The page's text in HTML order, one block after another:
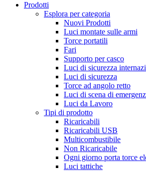
Prodotti
Esplora per categoria
Nuovi Prodotti
Luci montate sulle armi
Torce portatili
Fari
Supporto per casco
Luci di sicurezza
Luci di sicurezza
Torce ad angolo retto
Luci di scena di
Luci da Lavoro
Tipi di prodotto
Ricaricabili
Ricaricabili USB
Multicombustibile
Non Ricaricabile
Ogni giorno porta torce
Luci tattiche